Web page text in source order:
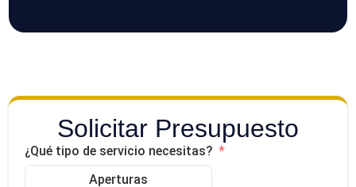
Solicitar Presupuesto
¿Qué tipo de servicio necesitas?
Aperturas